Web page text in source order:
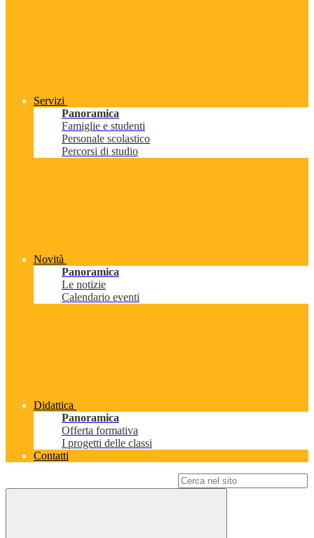
Servizi
Panoramica
Famiglie e studenti
Personale scolastico
Percorsi di studio
Novità
Panoramica
Le notizie
Calendario eventi
Didattica
Panoramica
Offerta formativa
I progetti delle classi
Contatti